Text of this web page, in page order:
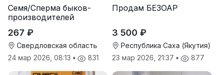
Семя/Сперма быков-
производителей
267 ₽
Свердловская область
24 мар 2026, 08:13 • 831
Продам БЕЗОАР
3 500 ₽
Республика Саха (Якутия)
23 мар 2026, 21:37 • 877